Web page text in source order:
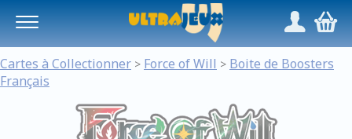
/,
Cartes à Collectionner > Force of Will > Boite de Boosters
Français